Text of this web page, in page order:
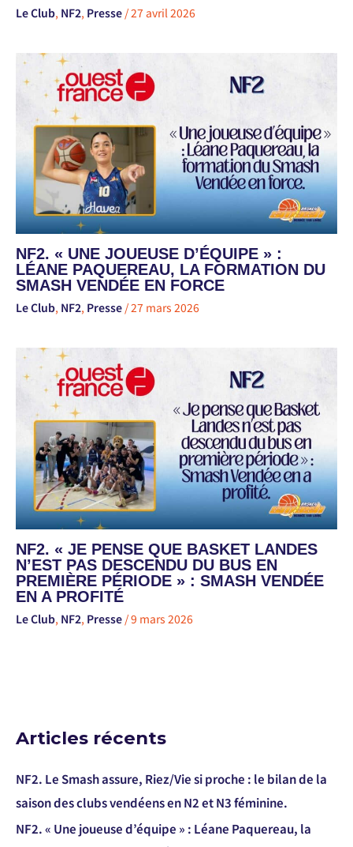
Le Club, NF2, Presse /27 avril 2026
NF2. « UNE JOUEUSE D’ÉQUIPE » :
LÉANE PAQUEREAU, LA FORMATION DU
SMASH VENDÉE EN FORCE
Le Club, NF2, Presse /27 mars 2026
NF2. « JE PENSE QUE BASKET LANDES
N’EST PAS DESCENDU DU BUS EN
PREMIÈRE PÉRIODE » : SMASH VENDÉE
EN A PROFITÉ
Le Club, NF2, Presse /9 mars 2026
Articles récents
NF2. Le Smash assure, Riez/Vie si proche : le bilan de la
saison des clubs vendéens en N2 et N3 féminine.
NF2. « Une joueuse d’équipe » : Léane Paquereau, la